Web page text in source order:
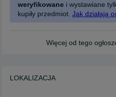
weryfikowane i wystawiane
kupiły przedmiot. Jak działają
Więcej od tego
LOKALIZACJA